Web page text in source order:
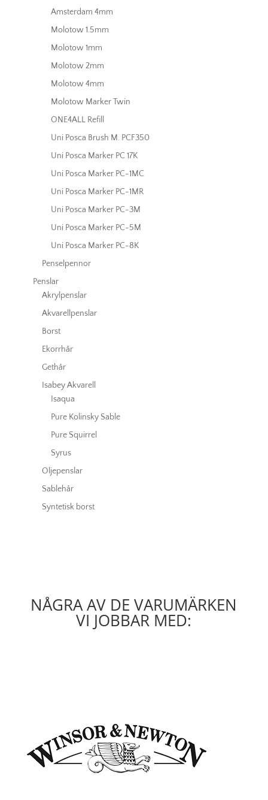
Amsterdam 4mm
Molotow 1.5mm
Molotow 1mm
Molotow 2mm
Molotow 4mm
Molotow Marker Twin
ONE4ALL Refill
Uni Posca Brush M. PCF350
Uni Posca Marker PC 17K
Uni Posca Marker PC-1MC
Uni Posca Marker PC-1MR
Uni Posca Marker PC-3M
Uni Posca Marker PC-5M
Uni Posca Marker PC-8K
Penselpennor
Penslar
Akrylpenslar
Akvarellpenslar
Borst
Ekorrhår
Gethår
Isabey Akvarell
Isaqua
Pure Kolinsky Sable
Pure Squirrel
Syrus
Oljepenslar
Sablehår
Syntetisk borst
NÅGRA AV DE VARUMÄRKEN
VI JOBBAR MED: